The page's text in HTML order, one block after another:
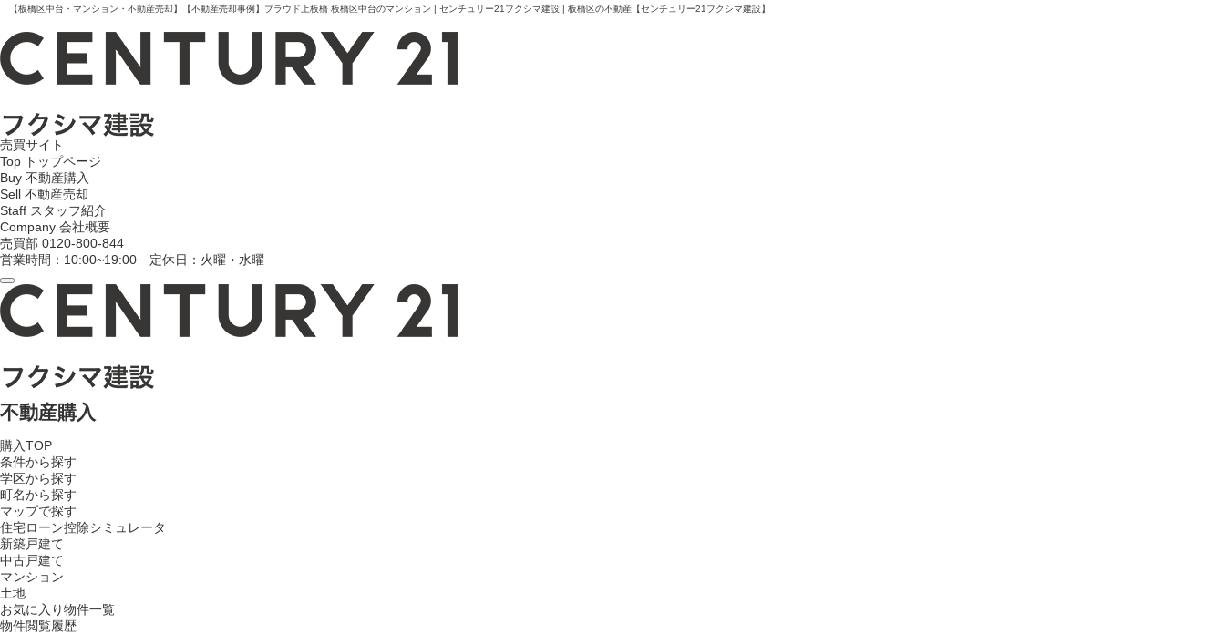
【板橋区中台・マンション・不動産売却】【不動産売却事例】プラウド上板橋 板橋区中台のマンション | センチュリー21フクシマ建設 | 板橋区の不動産【センチュリー21フクシマ建設】
売買サイト
Top トップページ
Buy 不動産購入
Sell 不動産売却
Staff スタッフ紹介
Company 会社概要
売買部 0120-800-844
営業時間：10:00~19:00 定休日：火曜・水曜
不動産購入
購入TOP
条件から探す
学区から探す
町名から探す
マップで探す
住宅ローン控除シミュレータ
新築戸建て
中古戸建て
マンション
土地
お気に入り物件一覧
物件閲覧履歴